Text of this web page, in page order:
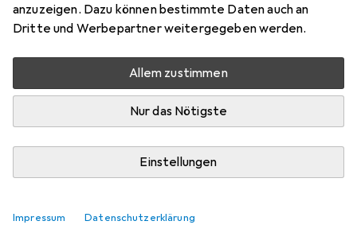
anzuzeigen. Dazu können bestimmte Daten auch an
Dritte und Werbepartner weitergegeben werden.
Allem zustimmen
Nur das Nötigste
Einstellungen
Impressum Datenschutzerklärung
Zwischen Do, 3.9. und Do, 10.9. geliefert
Mehr als 10 Stück an Lager beim Lieferanten
Benachrichtigen, wenn schneller verfügbar
Lieferort angeben für genaue Lieferzeit